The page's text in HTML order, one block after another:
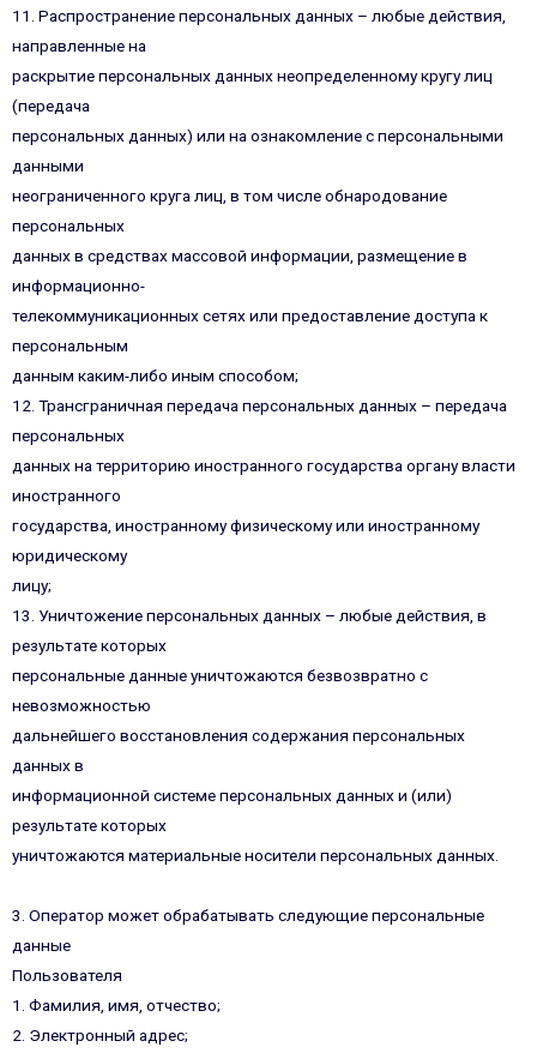
11. Распространение персональных данных – любые действия,
направленные на
раскрытие персональных данных неопределенному кругу лиц
(передача
персональных данных) или на ознакомление с персональными
данными
неограниченного круга лиц, в том числе обнародование
персональных
данных в средствах массовой информации, размещение в
информационно-
телекоммуникационных сетях или предоставление доступа к
персональным
данным каким-либо иным способом;
12. Трансграничная передача персональных данных – передача
персональных
данных на территорию иностранного государства органу власти
иностранного
государства, иностранному физическому или иностранному
юридическому
лицу;
13. Уничтожение персональных данных – любые действия, в
результате которых
персональные данные уничтожаются безвозвратно с
невозможностью
дальнейшего восстановления содержания персональных
данных в
информационной системе персональных данных и (или)
результате которых
уничтожаются материальные носители персональных данных.
3. Оператор может обрабатывать следующие персональные
данные
Пользователя
1. Фамилия, имя, отчество;
2. Электронный адрес;